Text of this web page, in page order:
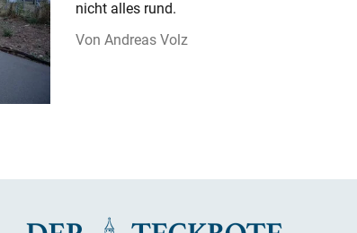
nicht alles rund.
Andreas Volz